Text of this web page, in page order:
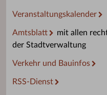
Veranstaltungskalender
Amtsblatt
mit allen
der Stadtverwaltung
Verkehr und Bauinfos
RSS-Dienst